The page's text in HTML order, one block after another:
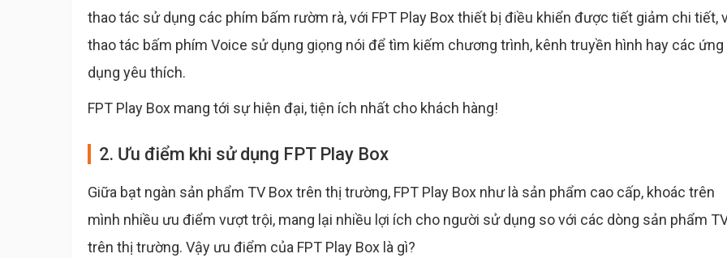
thao tác sử dụng các phím bấm rườm rà, với FPT Play Box thiết bị điều khiển được tiết giảm chi tiết,
thao tác bấm phím Voice sử dụng giọng nói để tìm kiếm chương trình, kênh truyền hình hay các ứng
dụng yêu thích.
FPT Play Box mang tới sự hiện đại, tiện ích nhất cho khách hàng!
2. Ưu điểm khi sử dụng FPT Play Box
Giữa bạt ngàn sản phẩm TV Box trên thị trường, FPT Play Box như là sản phẩm cao cấp, khoác trên
mình nhiều ưu điểm vượt trội, mang lại nhiều lợi ích cho người sử dụng so với các dòng sản phẩm
trên thị trường. Vậy ưu điểm của FPT Play Box là gì?